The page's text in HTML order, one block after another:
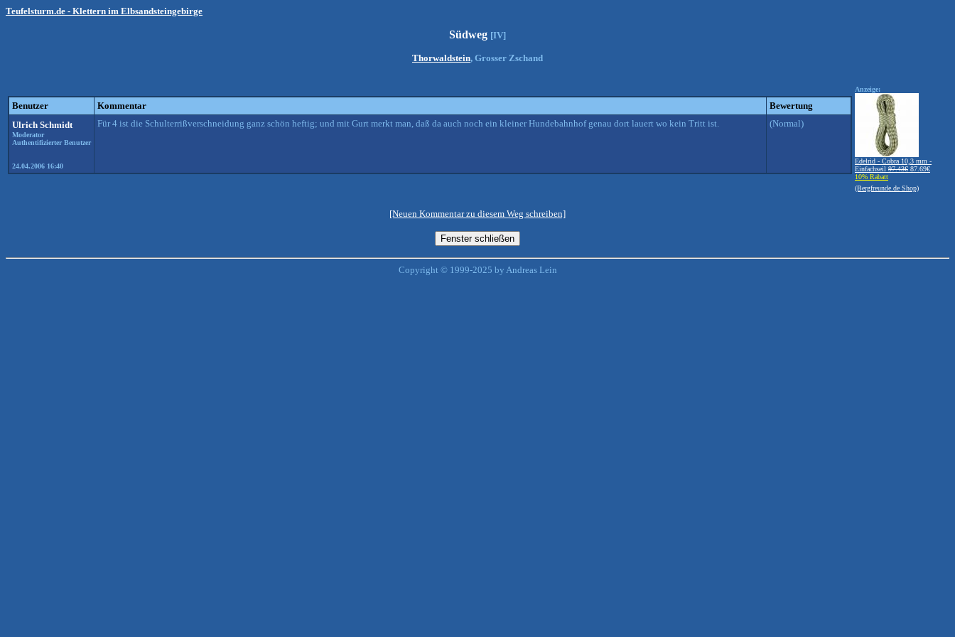
Teufelsturm.de - Klettern im Elbsandsteingebirge
Südweg [IV]
Thorwaldstein, Grosser Zschand
Benutzer Kommentar
Bewertung
Ulrich Schmidt
Moderator
Authentifizierter Benutzer
24.04.2006 16:40
Für 4 ist die Schulterrißverschneidung ganz schön heftig; und mit Gurt merkt man, daß da auch noch ein kleiner Hundebahnhof genau dort lauert wo kein Tritt ist. (Normal)
Anzeige:
Edelrid - Cobra 10,3 mm -
Einfachseil 97.43€ 87.69€
10% Rabatt
(Bergfreunde.de Shop)
[Neuen Kommentar zu diesem Weg schreiben]
Copyright © 1999-2025 by Andreas Lein